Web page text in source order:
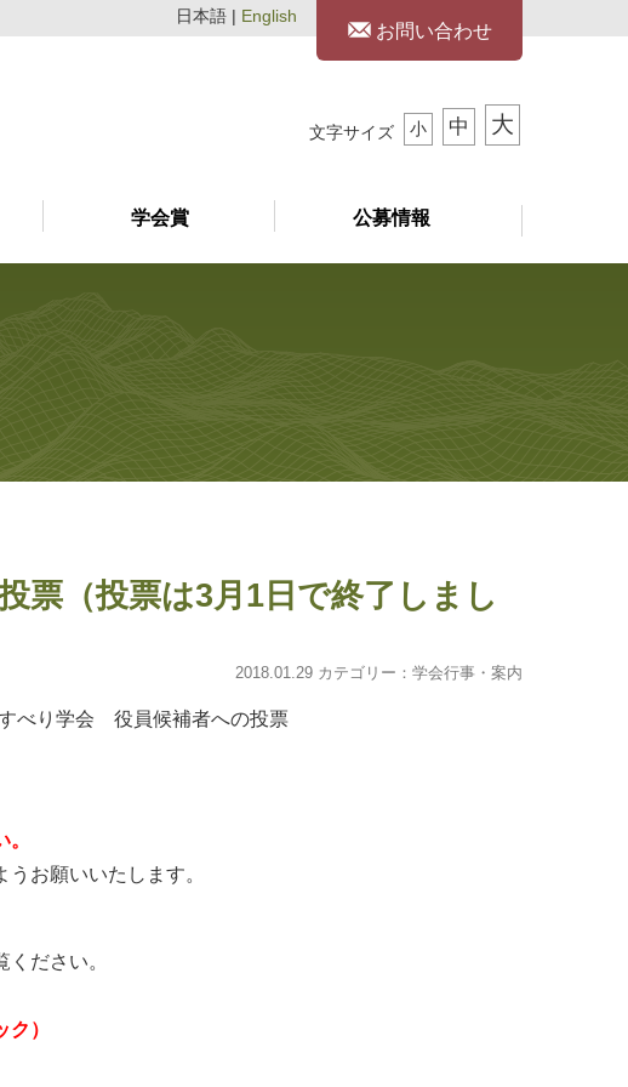
お問い合わせ
日本語 | English
文字サイズ 小 中 大
学会賞 公募情報
票（投票は3月1日で終了しまし
2018.01.29 カテゴリー： 学会行事・案内
べり学会 役員候補者への投票
お願いいたします。
ださい。
）